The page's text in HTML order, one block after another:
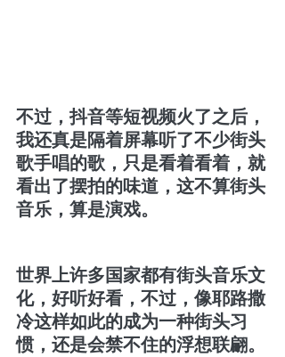
不过，抖音等短视频火了之后，
我还真是隔着屏幕听了不少街头
歌手唱的歌，只是看着看着，就
看出了摆拍的味道，这不算街头
音乐，算是演戏。
世界上许多国家都有街头音乐文
化，好听好看，不过，像耶路撒
冷这样如此的成为一种街头习
惯，还是会禁不住的浮想联翩。